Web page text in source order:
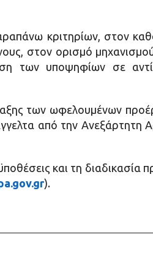
κριτηρίων, στον
στον ορισμό
των υποψηφίων σε
των ωφελουμένων
από την Ανεξάρτητη
και τη διαδικασία
).